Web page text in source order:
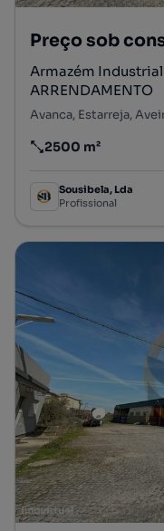
Preço sob
Armazém
ARRENDAMENTO
Avanca, Estarreja,
Preço por metro
2500 m²
Sousibela, Lda
Profissional